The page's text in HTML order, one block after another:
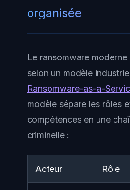
organisée
Le ransomware
selon un modèle
Ransomware-as-a-
modèle sépare les rôles
compétences en une
criminelle :
Acteur Rôle